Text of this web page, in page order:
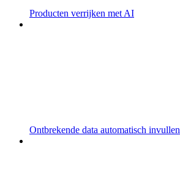
Producten verrijken met AI
Ontbrekende data automatisch invullen